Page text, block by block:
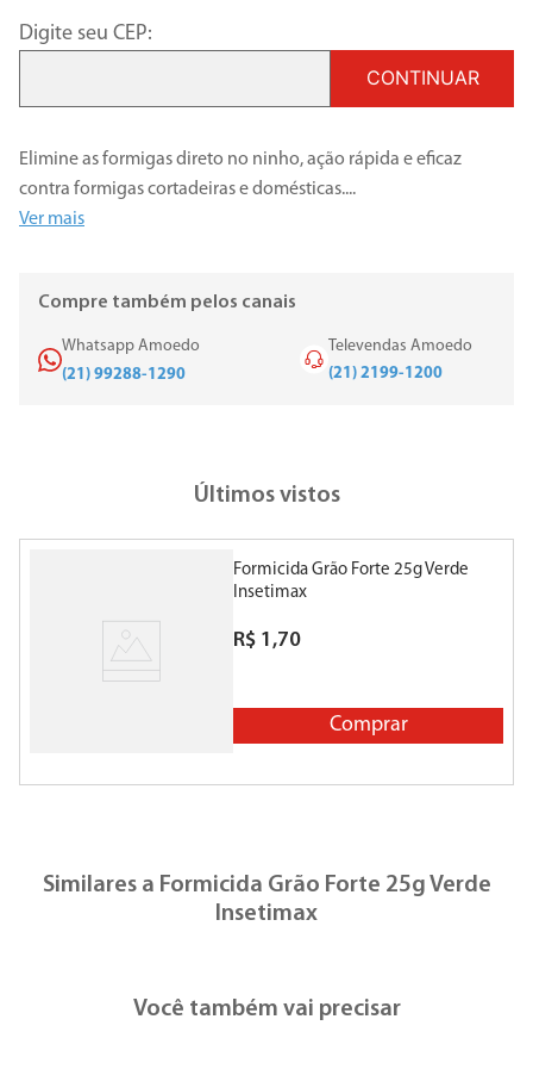
Digite seu CEP:
CONTINUAR
Elimine as formigas direto no ninho, ação rápida e eficaz
contra formigas cortadeiras e domésticas....
Ver mais
Compre também pelos canais
Whatsapp Amoedo
(21) 99288-1290
Televendas Amoedo
(21) 2199-1200
Últimos vistos
Formicida Grão Forte 25g Verde
Insetimax
R$ 1,70
Comprar
Similares a Formicida Grão Forte 25g Verde
Insetimax
Você também vai precisar